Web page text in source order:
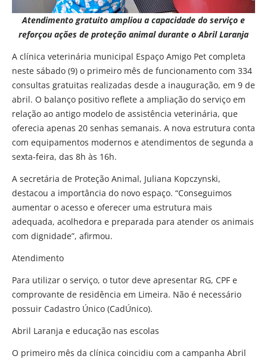
Atendimento gratuito ampliou a capacidade do serviço e
reforçou ações de proteção animal durante o Abril Laranja
A clínica veterinária municipal Espaço Amigo Pet completa
neste sábado (9) o primeiro mês de funcionamento com 334
consultas gratuitas realizadas desde a inauguração, em 9 de
abril. O balanço positivo reflete a ampliação do serviço em
relação ao antigo modelo de assistência veterinária, que
oferecia apenas 20 senhas semanais. A nova estrutura conta
com equipamentos modernos e atendimentos de segunda a
sexta-feira, das 8h às 16h.
A secretária de Proteção Animal, Juliana Kopczynski,
destacou a importância do novo espaço. “Conseguimos
aumentar o acesso e oferecer uma estrutura mais
adequada, acolhedora e preparada para atender os animais
com dignidade”, afirmou.
Atendimento
Para utilizar o serviço, o tutor deve apresentar RG, CPF e
comprovante de residência em Limeira. Não é necessário
possuir Cadastro Único (CadÚnico).
Abril Laranja e educação nas escolas
O primeiro mês da clínica coincidiu com a campanha Abril